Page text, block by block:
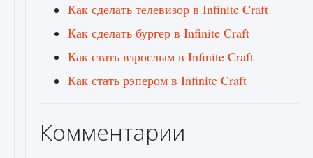
Как сделать телевизор в Infinite Craft
Как сделать бургер в Infinite Craft
Как стать взрослым в Infinite Craft
Как стать рэпером в Infinite Craft
Комментарии